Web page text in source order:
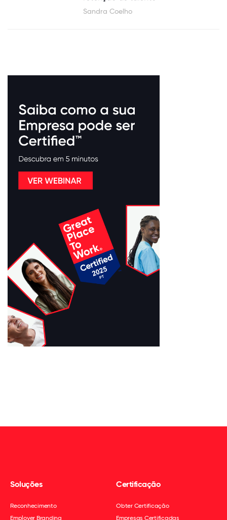
Sandra Coelho
Soluções
Reconhecimento
Employer Branding
Certificação
Obter Certificação
Empresas Certificadas